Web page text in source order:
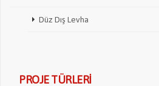
Düz Dış Levha
PROJE TÜRLERI